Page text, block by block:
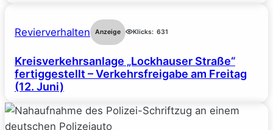
Revierverhalten Anzeige Klicks: 631
Kreisverkehrsanlage „Lockhauser Straße“
fertiggestellt – Verkehrsfreigabe am Freitag
(12. Juni)